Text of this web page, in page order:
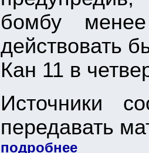
бомбу
действовать
Кан 11 в
Источники
передавать
подробнее